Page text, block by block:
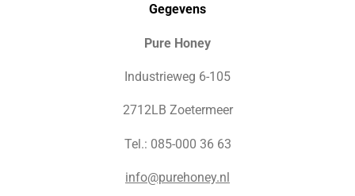
Gegevens
Pure Honey
Industrieweg 6-105
2712LB Zoetermeer
Tel.: 085-000 36 63
info@purehoney.nl